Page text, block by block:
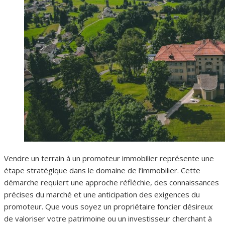
Vendre un terrain à un promoteur immobilier représente une
étape stratégique dans le domaine de l’immobilier. Cette
démarche requiert une approche réfléchie, des connaissances
précises du marché et une anticipation des exigences du
promoteur. Que vous soyez un propriétaire foncier désireux
de valoriser votre patrimoine ou un investisseur cherchant à